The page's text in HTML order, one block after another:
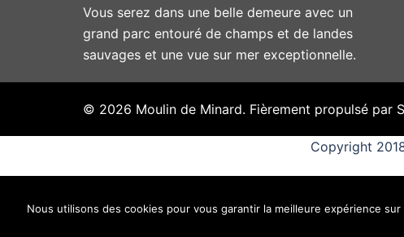
Vous serez dans une belle demeure avec un
grand parc entouré de champs et de landes
sauvages et une vue sur mer exceptionnelle.
© 2026 Moulin de Minard. Fièrement propulsé par
Copyright
Nous utilisons des cookies pour vous garantir la meilleure expérience